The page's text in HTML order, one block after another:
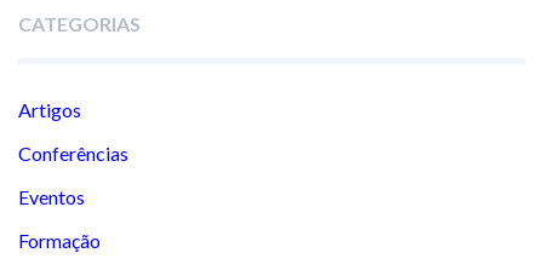
CATEGORIAS
Artigos
Conferências
Eventos
Formação